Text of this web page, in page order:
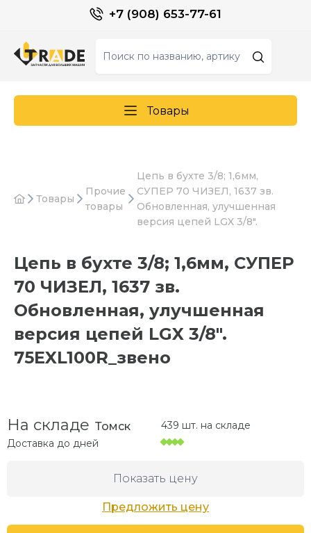
+7 (908) 653-77-61
Товары
Товары
Прочие
товары
Цепь в бухте 3/8; 1,6мм,
СУПЕР 70 ЧИЗЕЛ, 1637 зв.
Обновленная, улучшенная
версия цепей LGX 3/8".
Цепь в бухте 3/8; 1,6мм, СУПЕР
70 ЧИЗЕЛ, 1637 зв.
Обновленная, улучшенная
версия цепей LGX 3/8".
75EXL100R_звено
На складе Томск
Доставка до дней
439 шт. на складе
Показать цену
Предложить цену